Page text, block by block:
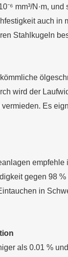
mm³/N·m,
auch
Stahlkugeln
wird der
Es
gegen 98
in
als 0.01 %